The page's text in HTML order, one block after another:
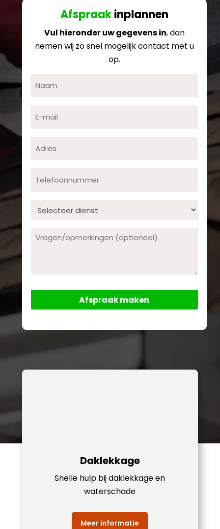
Afspraakinplannen
Vul hieronder uw gegevens in, dan
nemen wij zo snel mogelijk contact met u
op.
Opmerking
Daklekkage
Snelle hulp bij daklekkage en
waterschade
Meer informatie